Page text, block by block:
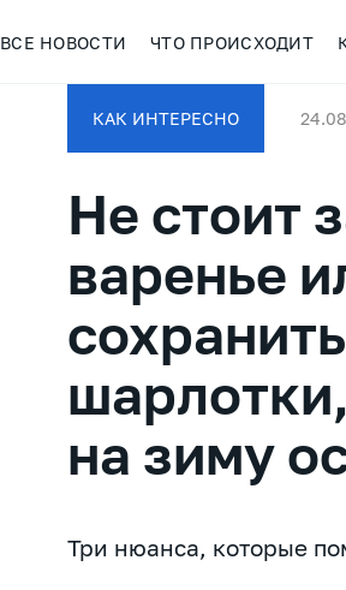
ВСЕ НОВОСТИ ЧТО ПРОИСХОДИТ
КАК ИНТЕРЕСНО
Не стоит
варенье
на зиму
Три нюанса, которые